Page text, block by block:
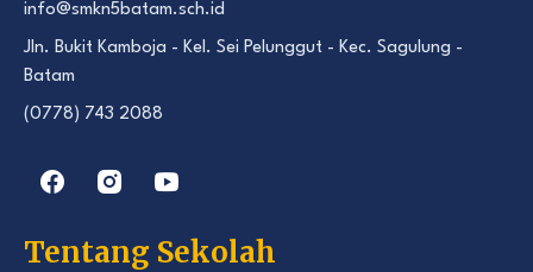
info@smkn5batam.sch.id
Jln. Bukit Kamboja - Kel. Sei Pelunggut - Kec. Sagulung -
Batam
(0778) 743 2088
Tentang Sekolah